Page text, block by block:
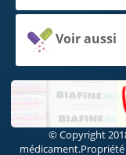
Voir aussi
© Copyright
médicament.Propriété